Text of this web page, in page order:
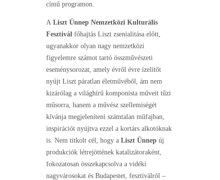
című programon.
A Liszt Ünnep Nemzetközi Kulturális
Fesztivál főhajtás Liszt zsenialitása előtt,
ugyanakkor olyan nagy nemzetközi
figyelemre számot tartó összművészeti
eseménysorozat, amely évről évre ízelítőt
nyújt Liszt páratlan életművéből, ám nem
kizárólag a világhírű komponista műveit tűzi
műsorra, hanem a művész szellemiségét
kívánja megjeleníteni számtalan műfajban,
inspirációt nyújtva ezzel a kortárs alkotóknak
is. Nem titkolt cél, hogy a Liszt Ünnep új
produkciók létrejöttének katalizátoraként,
fokozatosan összekapcsolva a vidéki
nagyvárosokat és Budapestet, fesztiválról –